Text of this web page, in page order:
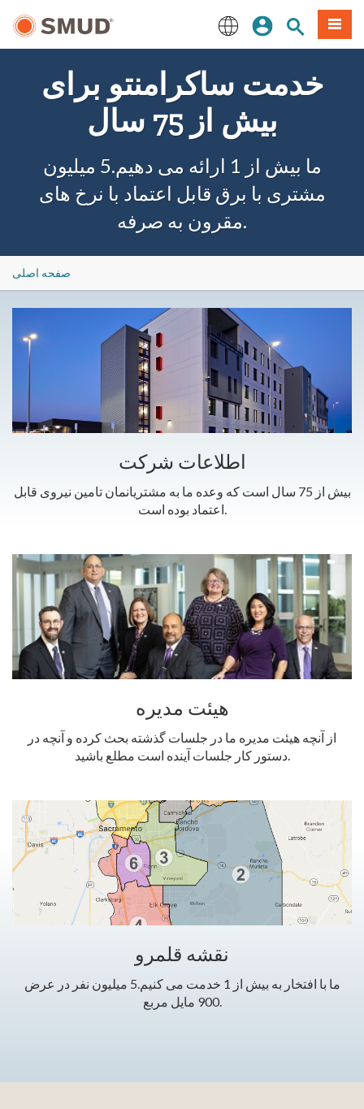
English
ورودسایتمنو
خدمت ساکرامنتو برای
بیش از 75 سال
ما بیش از 1 ارائه می دهیم.5 میلیون
مشتری با برق قابل اعتماد با نرخ های
مقرون به صرفه.
صفحه اصلی
اطلاعات شرکت
بیش از 75 سال است که وعده ما به مشتریانمان تامین نیروی قابل
اعتماد بوده است.
هيئت مدیره
از آنچه هیئت مدیره ما در جلسات گذشته بحث کرده و آنچه در
دستور کار جلسات آینده است مطلع باشید.
نقشه قلمرو
ما با افتخار به بیش از 1 خدمت می کنیم.5 میلیون نفر در عرض
900 مایل مربع.